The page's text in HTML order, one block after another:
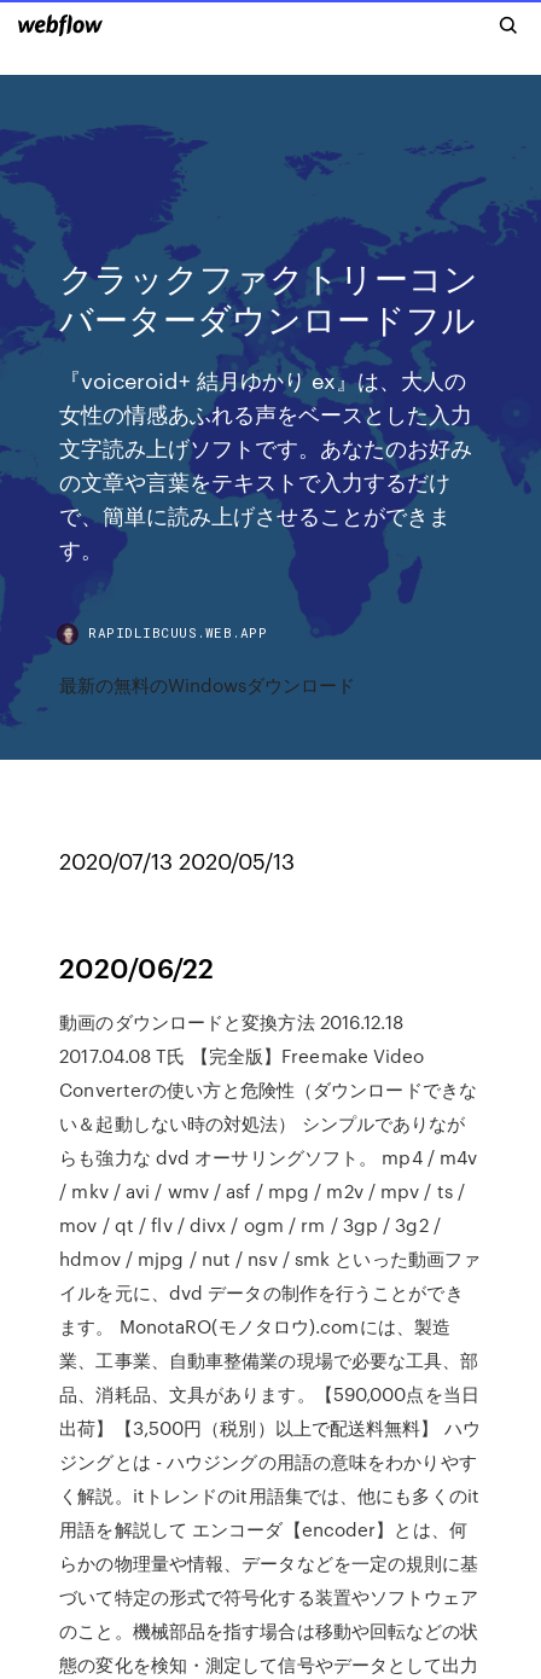
クラックファクトリーコン
バーターダウンロードフル
『voiceroid+ 結月ゆかり ex』は、大人の
女性の情感あふれる声をベースとした入力
文字読み上げソフトです。あなたのお好み
の文章や言葉をテキストで入力するだけ
で、簡単に読み上げさせることができま
す。
RAPIDLIBCUUS.WEB.APP
最新の無料のWindowsダウンロード
2020/07/13 2020/05/13
2020/06/22
動画のダウンロードと変換方法 2016.12.18
2017.04.08 T氏 【完全版】Freemake Video
Converterの使い方と危険性（ダウンロードできな
い＆起動しない時の対処法） シンプルでありなが
らも強力な dvd オーサリングソフト。 mp4 / m4v
/ mkv / avi / wmv / asf / mpg / m2v / mpv / ts /
mov / qt / flv / divx / ogm / rm / 3gp / 3g2 /
hdmov / mjpg / nut / nsv / smk といった動画ファ
イルを元に、dvd データの制作を行うことができ
ます。 MonotaRO(モノタロウ).comには、製造
業、工事業、自動車整備業の現場で必要な工具、部
品、消耗品、文具があります。【590,000点を当日
出荷】【3,500円（税別）以上で配送料無料】 ハウ
ジングとは - ハウジングの用語の意味をわかりやす
く解説。itトレンドのit用語集では、他にも多くのit
用語を解説して エンコーダ【encoder】とは、何
らかの物理量や情報、データなどを一定の規則に基
づいて特定の形式で符号化する装置やソフトウェア
のこと。機械部品を指す場合は移動や回転などの状
態の変化を検知・測定して信号やデータとして出力